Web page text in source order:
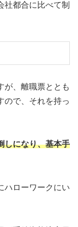
社都合に比べて制
が、離職票ととも
ので、それを持っ
しになり、基本手
ハローワークにい